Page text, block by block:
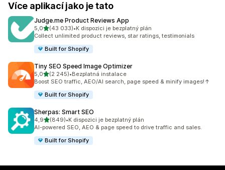
Více aplikací jako je tato
Judge.me Product Reviews App
5,0z 5 hvězd
(43 033)
Celkový počet recenzí: 43033
•K dispozici je bezplatný plán
Collect unlimited product reviews, star ratings, testimonials
Built for Shopify
Tiny SEO Speed Image Optimizer
5,0z 5 hvězd
(2 245)
Celkový počet recenzí: 2245
•Bezplatná instalace
Boost SEO traffic, AEO/AI search, page speed & minify images!↑
Built for Shopify
Sherpas: Smart SEO
4,9z 5 hvězd
(849)
Celkový počet recenzí: 849
•K dispozici je bezplatný plán
AI-powered SEO, AEO & page speed to drive traffic and sales.
Built for Shopify